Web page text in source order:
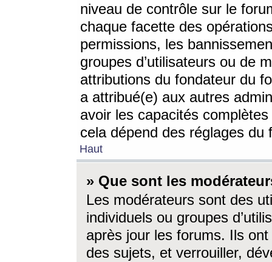
niveau de contrôle sur le
chaque facette des
permissions, les
groupes d’utilisateurs ou de
attributions du fondateur du
a attribué(e) aux autres
avoir les capacités
cela dépend des réglages du
Haut
» Que sont les
Les modérateurs sont des
individuels ou groupes
après jour les forums. Ils ont
des sujets, et verrouiller,